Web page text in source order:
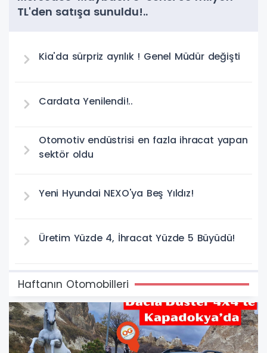
TL'den satışa sunuldu!..
Kia'da sürpriz ayrılık ! Genel Müdür değişti
Cardata Yenilendi!..
Otomotiv endüstrisi en fazla ihracat yapan
sektör oldu
Yeni Hyundai NEXO'ya Beş Yıldız!
Haftanın Otomobilleri